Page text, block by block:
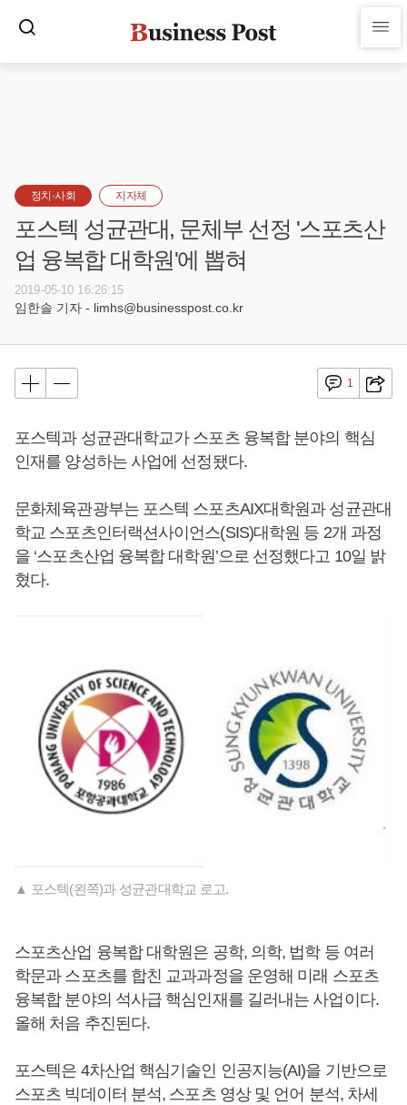
정치·사회 지자체
포스텍 성균관대, 문체부 선정 '스포츠산
업 융복합 대학원'에 뽑혀
2019-05-10 16:26:15
임한솔 기자 - limhs@businesspost.co.kr
1
포스텍과 성균관대학교가 스포츠 융복합 분야의 핵심
인재를 양성하는 사업에 선정됐다.
문화체육관광부는 포스텍 스포츠AIX대학원과 성균관대
학교 스포츠인터랙션사이언스(SIS)대학원 등 2개 과정
을 ‘스포츠산업 융복합 대학원’으로 선정했다고 10일 밝
혔다.
▲ 포스텍(왼쪽)과 성균관대학교 로고.
스포츠산업 융복합 대학원은 공학, 의학, 법학 등 여러
학문과 스포츠를 합친 교과과정을 운영해 미래 스포츠
융복합 분야의 석사급 핵심인재를 길러내는 사업이다.
올해 처음 추진된다.
포스텍은 4차산업 핵심기술인 인공지능(AI)을 기반으로
스포츠 빅데이터 분석, 스포츠 영상 및 언어 분석, 차세